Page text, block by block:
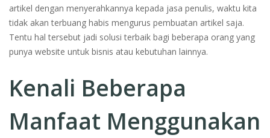
artikel dengan menyerahkannya kepada jasa penulis, waktu kita
tidak akan terbuang habis mengurus pembuatan artikel saja.
Tentu hal tersebut jadi solusi terbaik bagi beberapa orang yang
punya website untuk bisnis atau kebutuhan lainnya.
Kenali Beberapa
Manfaat Menggunakan